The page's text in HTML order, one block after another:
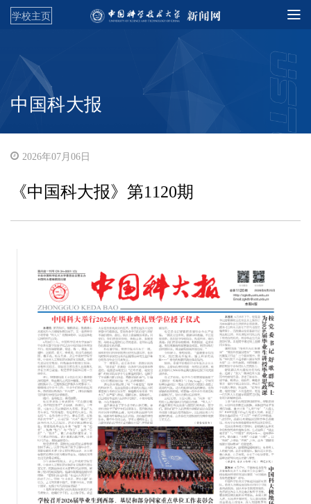
学校主页
中国科大报
2026年07月06日
《中国科大报》第1120期